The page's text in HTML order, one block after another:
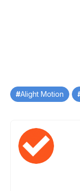
TagAlight Motion